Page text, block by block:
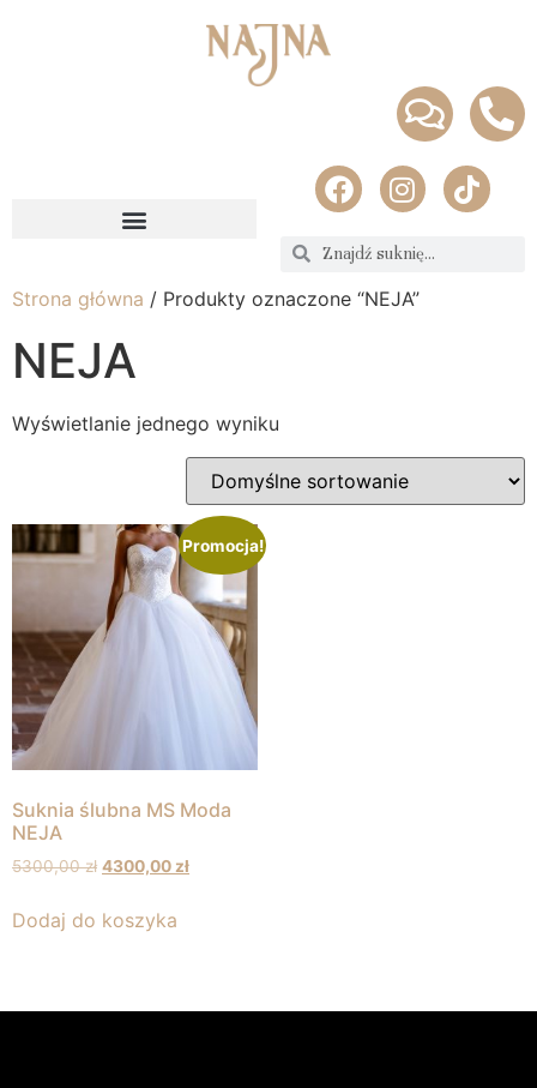
Strona główna / Produkty oznaczone “NEJA”
NEJA
Wyświetlanie jednego wyniku
Promocja!
Suknia ślubna MS Moda
NEJA
5300,00zł 4300,00zł
Dodaj do koszyka